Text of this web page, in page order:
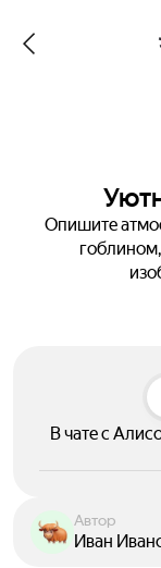
Опишите
В чате с
Автор
Иван